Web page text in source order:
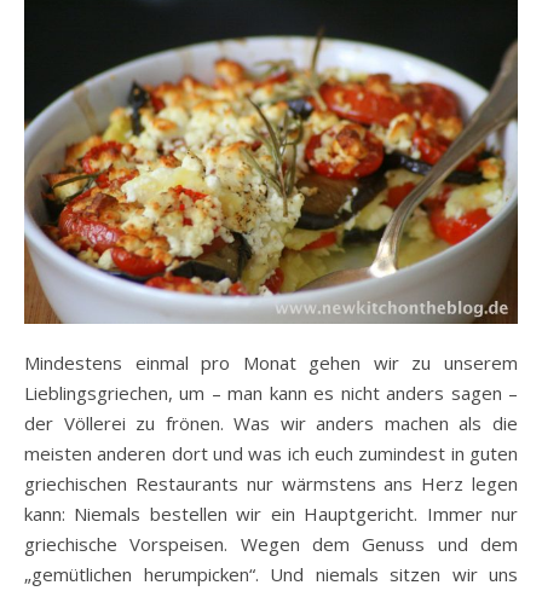
Mindestens einmal pro Monat gehen wir zu unserem
Lieblingsgriechen, um – man kann es nicht anders sagen –
der Völlerei zu frönen. Was wir anders machen als die
meisten anderen dort und was ich euch zumindest in guten
griechischen Restaurants nur wärmstens ans Herz legen
kann: Niemals bestellen wir ein Hauptgericht. Immer nur
griechische Vorspeisen. Wegen dem Genuss und dem
„gemütlichen herumpicken“. Und niemals sitzen wir uns